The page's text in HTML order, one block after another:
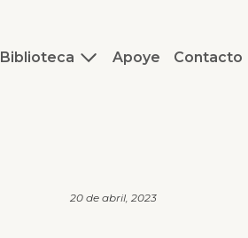
Biblioteca Apoye Contacto
20 de abril, 2023